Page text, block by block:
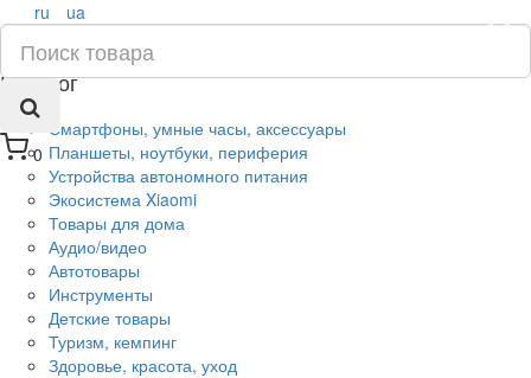
0
×
ru ua
Каталог
Смартфоны, умные часы, аксессуары
Планшеты, ноутбуки, периферия
Устройства автономного питания
Экосистема Xiaomi
Товары для дома
Аудио/видео
Автотовары
Инструменты
Детские товары
Туризм, кемпинг
Здоровье, красота, уход